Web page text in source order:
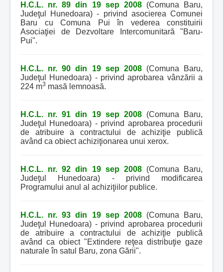
H.C.L. nr. 89 din 19 sep 2008(Comuna Baru,
Judeţul Hunedoara) - privind asocierea Comunei
Baru cu Comuna Pui în vederea constituirii
Asociaţiei de Dezvoltare Intercomunitară "Baru-
Pui".
H.C.L. nr. 90 din 19 sep 2008(Comuna Baru,
Judeţul Hunedoara) - privind aprobarea vânzării a
224 m3 masă lemnoasă.
H.C.L. nr. 91 din 19 sep 2008(Comuna Baru,
Judeţul Hunedoara) - privind aprobarea procedurii
de atribuire a contractului de achiziţie publică
având ca obiect achiziţionarea unui xerox.
H.C.L. nr. 92 din 19 sep 2008(Comuna Baru,
Judeţul Hunedoara) - privind modificarea
Programului anul al achiziţiilor publice.
H.C.L. nr. 93 din 19 sep 2008(Comuna Baru,
Judeţul Hunedoara) - privind aprobarea procedurii
de atribuire a contractului de achiziţie publică
având ca obiect "Extindere reţea distribuţie gaze
naturale în satul Baru, zona Gării".